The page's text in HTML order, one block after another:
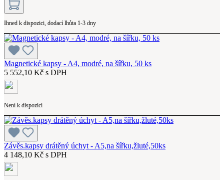
Ihned k dispozici, dodací lhůta 1-3 dny
Magnetické kapsy - A4, modré, na šířku, 50 ks
5 552,10 Kč s DPH
Není k dispozici
Závěs.kapsy drátěný úchyt - A5,na šířku,žluté,50ks
4 148,10 Kč s DPH